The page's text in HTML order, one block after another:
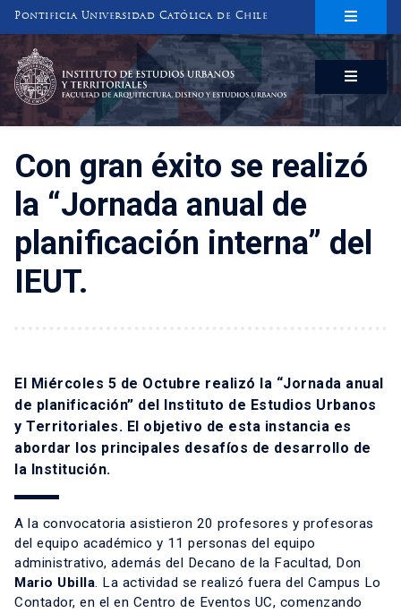
Pontificia Universidad Católica de Chile
INSTITUTO DE ESTUDIOS URBANOS
Y TERRITORIALES
FACULTAD DE ARQUITECTURA, DISEÑO Y ESTUDIOS URBANOS
Con gran éxito se realizó
la “Jornada anual de
planificación interna” del
IEUT.
El Miércoles 5 de Octubre realizó la “Jornada anual
de planificación” del Instituto de Estudios Urbanos
y Territoriales. El objetivo de esta instancia es
abordar los principales desafíos de desarrollo de
la Institución.
A la convocatoria asistieron 20 profesores y profesoras
del equipo académico y 11 personas del equipo
administrativo, además del Decano de la Facultad, Don
Mario Ubilla. La actividad se realizó fuera del Campus Lo
Contador, en el en Centro de Eventos UC, comenzando